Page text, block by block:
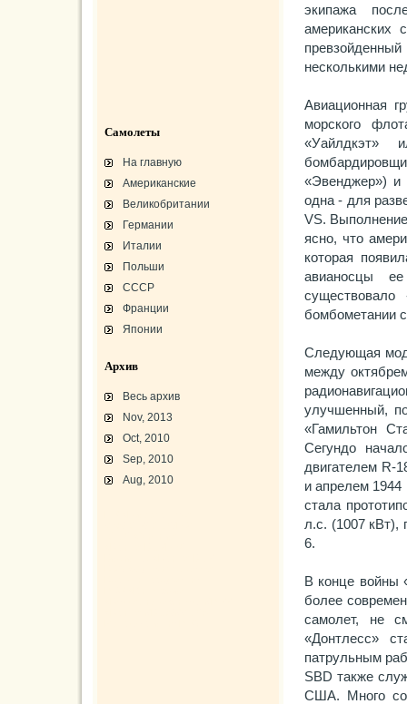
экипажа
американских
несколькими
Авиационная
морского
«Уайлдкэт»
«Эвенджер») и
одна - для
VS.
ясно, что
которая
авианосцы
бомбометании
Следующая
между
улучшенный,
«Гамильтон
Сегундо
двигателем R-
и апрелем 1944
стала
л.с. (1007 кВт),
6.
В конце войны
более
самолет, не
«Донтлесс»
патрульным
SBD также
США. Много
Самолеты
На главную
Американские
Великобритании
Германии
Италии
Польши
СССР
Франции
Японии
Архив
Весь архив
Nov, 2013
Oct, 2010
Sep, 2010
Aug, 2010